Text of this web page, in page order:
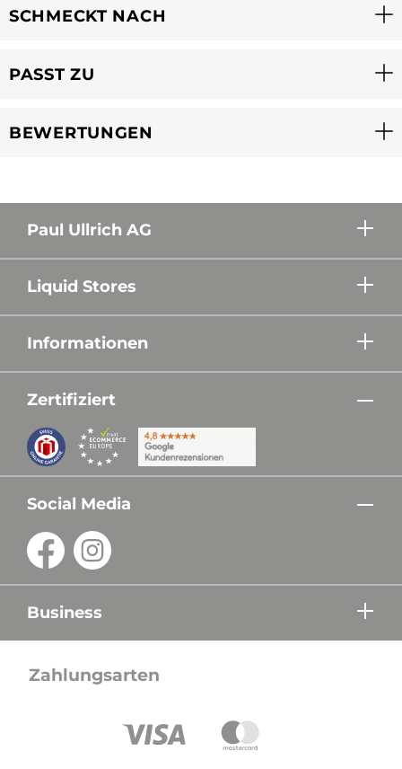
SCHMECKT NACH
PASST ZU
BEWERTUNGEN
Paul Ullrich AG
Liquid Stores
Informationen
Zertifiziert
Social Media
Business
Zahlungsarten